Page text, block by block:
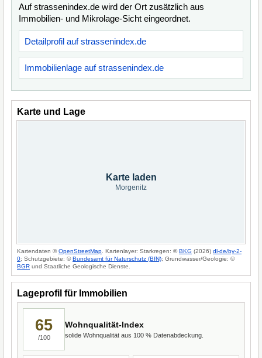
Auf strassenindex.de wird der Ort zusätzlich aus
Immobilien- und Mikrolage-Sicht eingeordnet.
Detailprofil auf strassenindex.de
Immobilienlage auf strassenindex.de
Karte und Lage
Karte laden
Morgenitz
Kartendaten ©OpenStreetMap . Kartenlayer: Starkregen: ©BKG (2026) dl-de/by-2-
0; Schutzgebiete: ©Bundesamt für Naturschutz (BfN); Grundwasser/Geologie: ©
BGR und Staatliche Geologische Dienste.
Lageprofil für Immobilien
65
/100
Wohnqualität-Index
solide Wohnqualität aus 100 % Datenabdeckung.